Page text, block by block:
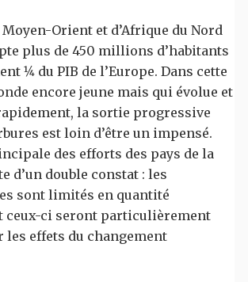
Orient et d’Afrique du Nord
plus de 450 millions d’habitants
1⁄4 du PIB de l’Europe. Dans cette
encore jeune mais qui évolue et
la sortie progressive
est loin d’être un impensé.
des efforts des pays de la
d’un double constat : les
sont limités en quantité
ceux-ci seront particulièrement
les effets du changement